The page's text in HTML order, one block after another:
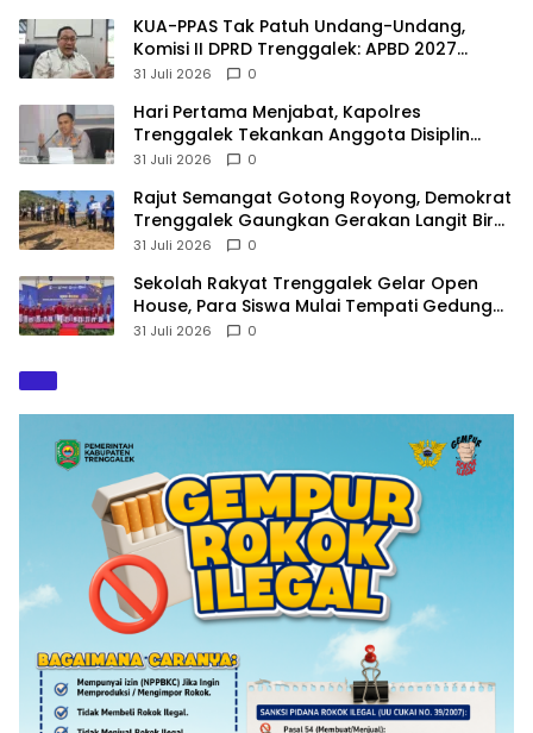
KUA-PPAS Tak Patuh Undang-Undang,
Komisi II DPRD Trenggalek: APBD 2027
Terancam Sanksi
31 Juli 2026 0
Hari Pertama Menjabat, Kapolres
Trenggalek Tekankan Anggota Disiplin
Hindari Pelanggaran
31 Juli 2026 0
​Rajut Semangat Gotong Royong, Demokrat
Trenggalek Gaungkan Gerakan Langit Biru
di Pantai Konang
31 Juli 2026 0
Sekolah Rakyat Trenggalek Gelar Open
House, Para Siswa Mulai Tempati Gedung
Baru
31 Juli 2026 0